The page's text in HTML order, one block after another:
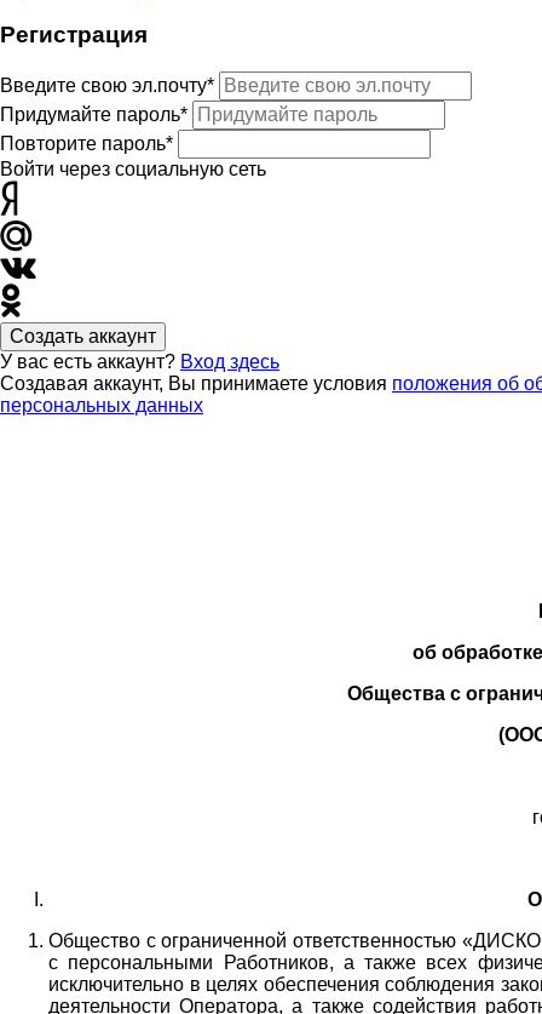
Регистрация
Введите свою эл.почту*
Придумайте пароль*
Повторите пароль*
Войти через социальную сеть
Создать аккаунт
У вас есть аккаунт? Вход здесь
Создавая аккаунт, Вы принимаете условия положения об
персональных данных
об
Общества с
Общество с ограниченной ответственностью
с персональными Работников, а также всех
исключительно в целях обеспечения соблюдения
деятельности Оператора,а также содействия